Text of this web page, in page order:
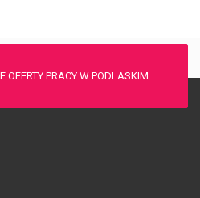
PRACY W PODLASKIM